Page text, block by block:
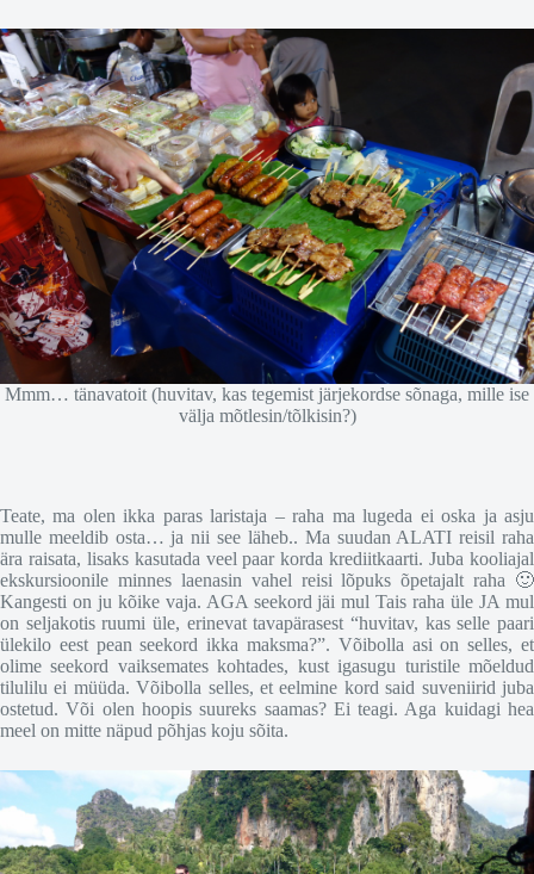
Mmm… tänavatoit (huvitav, kas tegemist järjekordse sõnaga, mille ise
välja mõtlesin/tõlkisin?)
Teate, ma olen ikka paras laristaja – raha ma lugeda ei oska ja asju
mulle meeldib osta… ja nii see läheb.. Ma suudan ALATI reisil raha
ära raisata, lisaks kasutada veel paar korda krediitkaarti. Juba kooliajal
ekskursioonile minnes laenasin vahel reisi lõpuks õpetajalt raha 🙂
Kangesti on ju kõike vaja. AGA seekord jäi mul Tais raha üle JA mul
on seljakotis ruumi üle, erinevat tavapärasest “huvitav, kas selle paari
ülekilo eest pean seekord ikka maksma?”. Võibolla asi on selles, et
olime seekord vaiksemates kohtades, kust igasugu turistile mõeldud
tilulilu ei müüda. Võibolla selles, et eelmine kord said suveniirid juba
ostetud. Või olen hoopis suureks saamas? Ei teagi. Aga kuidagi hea
meel on mitte näpud põhjas koju sõita.